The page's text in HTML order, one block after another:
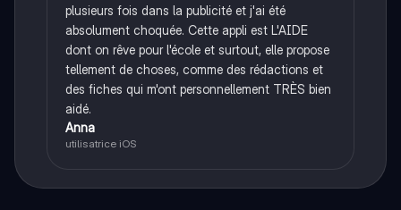
plusieurs fois dans la publicité et j'ai été
absolument choquée. Cette appli est L'AIDE
dont on rêve pour l'école et surtout, elle propose
tellement de choses, comme des rédactions et
des fiches qui m'ont personnellement TRÈS bien
aidé.
Anna
utilisatrice iOS